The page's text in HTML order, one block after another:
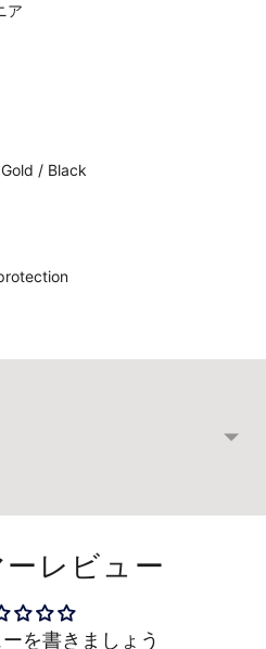
ア
/ Black
レビュー
を書きましょう